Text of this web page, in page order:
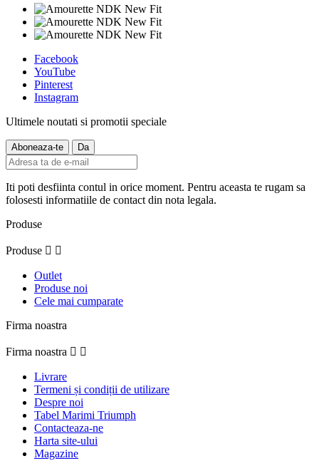
Facebook
YouTube
Pinterest
Instagram
Ultimele noutati si promotii speciale
Iti poti desfiinta contul in orice moment. Pentru aceasta te rugam sa
folosesti informatiile de contact din nota legala.
Produse
Produse  
Outlet
Produse noi
Cele mai cumparate
Firma noastra
Firma noastra  
Livrare
Termeni și condiții de utilizare
Despre noi
Tabel Marimi Triumph
Contacteaza-ne
Harta site-ului
Magazine